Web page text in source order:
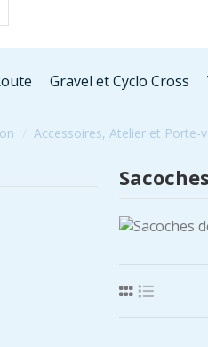
Gravel et Cyclo Cross
Accessoires, Atelier et Porte-